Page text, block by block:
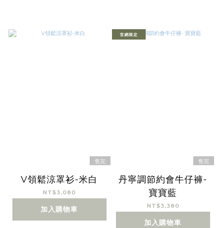
售完
V領鬆涼罩衫-米白
NT$3,080
加入購物車
官網限定
售完
丹寧調節約會牛仔褲-
寶寶藍
NT$3,380
加入購物車